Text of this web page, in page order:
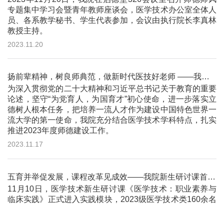
专题集中学习会暨青年教师座谈会，医学技术办公室全体人
员、各系教学秘书、学生代表参加，会议由执行院长李真林
教授主持。
2023.11.20
扬前辈精神，树良师典范，做新时代医技好老师 ——我院2023年师德师风建设系列活动纪实
为深入贯彻党的二十大精神和习近平总书记关于教育的重要
论述，坚守“为党育人，为国育才”初心使命，进一步落实立
德树人根本任务，把培养一流人才作为建设中国特色世界一
流大学的第一使命，我院充分结合医学技术学科特点，扎实
推进2023年度师德建设工作。
2023.11.17
五育并举促发展，课程改革见成效——我院新生研讨课首次实践课顺利进行
11月10日，医学技术新生研讨课《医学技术：职业素养与
临床实践》正式进入实践模块，2023级医学技术类160余名